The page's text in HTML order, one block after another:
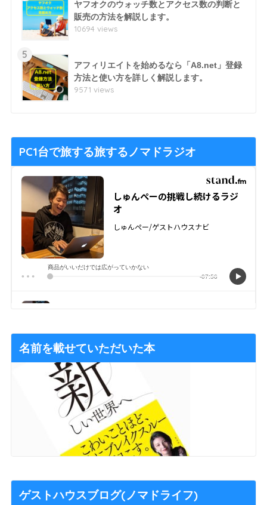
ヤフオクのウォッチ数とアクセス数の判断と
販売の方法を解説します。
10694 views
5
アフィリエイトを始めるなら「A8.net」登録
方法と使い方を詳しく解説します。
9571 views
PC1台で旅する旅するノマドラジオ
名前を載せていただいた本
ゲストハウスブログ(ノマドライフ)